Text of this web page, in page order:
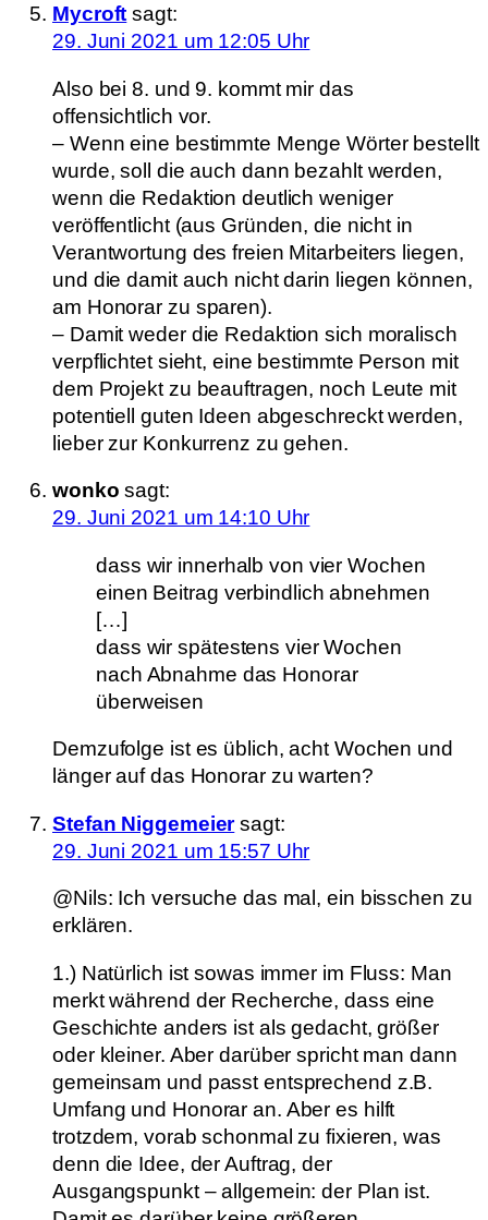
Mycroft sagt:
29. Juni 2021 um 12:05 Uhr
Also bei 8. und 9. kommt mir das
offensichtlich vor.
– Wenn eine bestimmte Menge Wörter bestellt
wurde, soll die auch dann bezahlt werden,
wenn die Redaktion deutlich weniger
veröffentlicht (aus Gründen, die nicht in
Verantwortung des freien Mitarbeiters liegen,
und die damit auch nicht darin liegen können,
am Honorar zu sparen).
– Damit weder die Redaktion sich moralisch
verpflichtet sieht, eine bestimmte Person mit
dem Projekt zu beauftragen, noch Leute mit
potentiell guten Ideen abgeschreckt werden,
lieber zur Konkurrenz zu gehen.
wonko sagt:
29. Juni 2021 um 14:10 Uhr
dass wir innerhalb von vier Wochen
einen Beitrag verbindlich abnehmen
[…]
dass wir spätestens vier Wochen
nach Abnahme das Honorar
überweisen
Demzufolge ist es üblich, acht Wochen und
länger auf das Honorar zu warten?
Stefan Niggemeier sagt:
29. Juni 2021 um 15:57 Uhr
@Nils: Ich versuche das mal, ein bisschen zu
erklären.
1.) Natürlich ist sowas immer im Fluss: Man
merkt während der Recherche, dass eine
Geschichte anders ist als gedacht, größer
oder kleiner. Aber darüber spricht man dann
gemeinsam und passt entsprechend z.B.
Umfang und Honorar an. Aber es hilft
trotzdem, vorab schonmal zu fixieren, was
denn die Idee, der Auftrag, der
Ausgangspunkt – allgemein: der Plan ist.